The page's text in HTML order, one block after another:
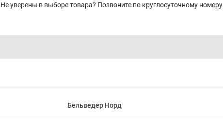
Не уверены в выборе товара? Позвоните по круглосуточному номеру
Бельведер Норд